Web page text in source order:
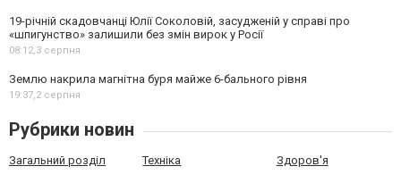
19-річній скадовчанці Юлії Соколовій, засудженій у справі про
«шпигунство» залишили без змін вирок у Росії
08:12,3 серпня
Землю накрила магнітна буря майже 6-бального рівня
19:37,2 серпня
Рубрики новин
Загальний розділ Техніка Здоров'я